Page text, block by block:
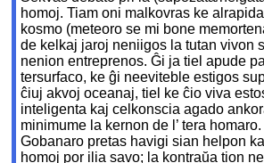
homoj. Tiam oni malkovras ke
kosmo (meteoro se mi bone
de kelkaj jaroj neniigos la tutan vivon
nenion entreprenos. Ĝi ja tiel apude
tersurfaco, ke ĝi neeviteble estigos
ĉiuj akvoj oceanaj, tiel ke ĉio viva
inteligenta kaj celkonscia agado
minimume la kernon de l’ tera
Gobanaro pretas havigi sian helpon
homoj por ilia savo; la kontraŭa tion